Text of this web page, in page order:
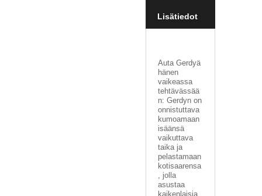
Lisätiedot
Auta Gerdyä
hänen
vaikeassa
tehtävässää
n: Gerdyn on
onnistuttava
kumoamaan
isäänsä
vaikuttava
taika ja
pelastamaan
kotisaarensa
, jolla
asustaa
kaikenlaisia